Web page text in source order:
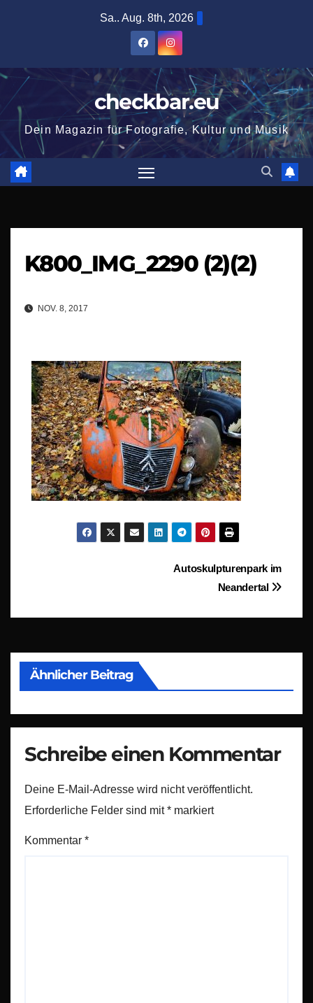
Sa.. Aug. 8th, 2026
checkbar.eu
Dein Magazin für Fotografie, Kultur und Musik
K800_IMG_2290 (2)(2)
NOV. 8, 2017
Beitragsnavigation
Autoskulpturenpark im
Neandertal
Ähnlicher Beitrag
Schreibe einen Kommentar
Deine E-Mail-Adresse wird nicht veröffentlicht.
Erforderliche Felder sind mit* markiert
Kommentar *